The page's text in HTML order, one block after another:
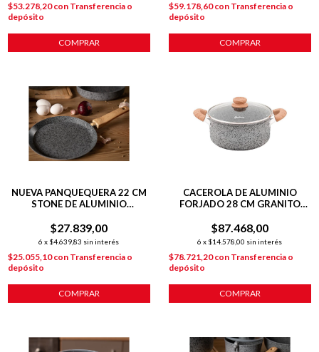
$53.278,20con Transferencia o
depósito
COMPRAR
$59.178,60con Transferencia o
depósito
COMPRAR
NUEVA PANQUEQUERA 22 CM
STONE DE ALUMINIO
P/ INDUCCIÓN
$27.839,00
6 x $4.639,83 sin interés
$25.055,10con Transferencia o
depósito
COMPRAR
CACEROLA DE ALUMINIO
FORJADO 28 CM GRANITO
$87.468,00
6 x $14.578,00 sin interés
$78.721,20con Transferencia o
depósito
COMPRAR